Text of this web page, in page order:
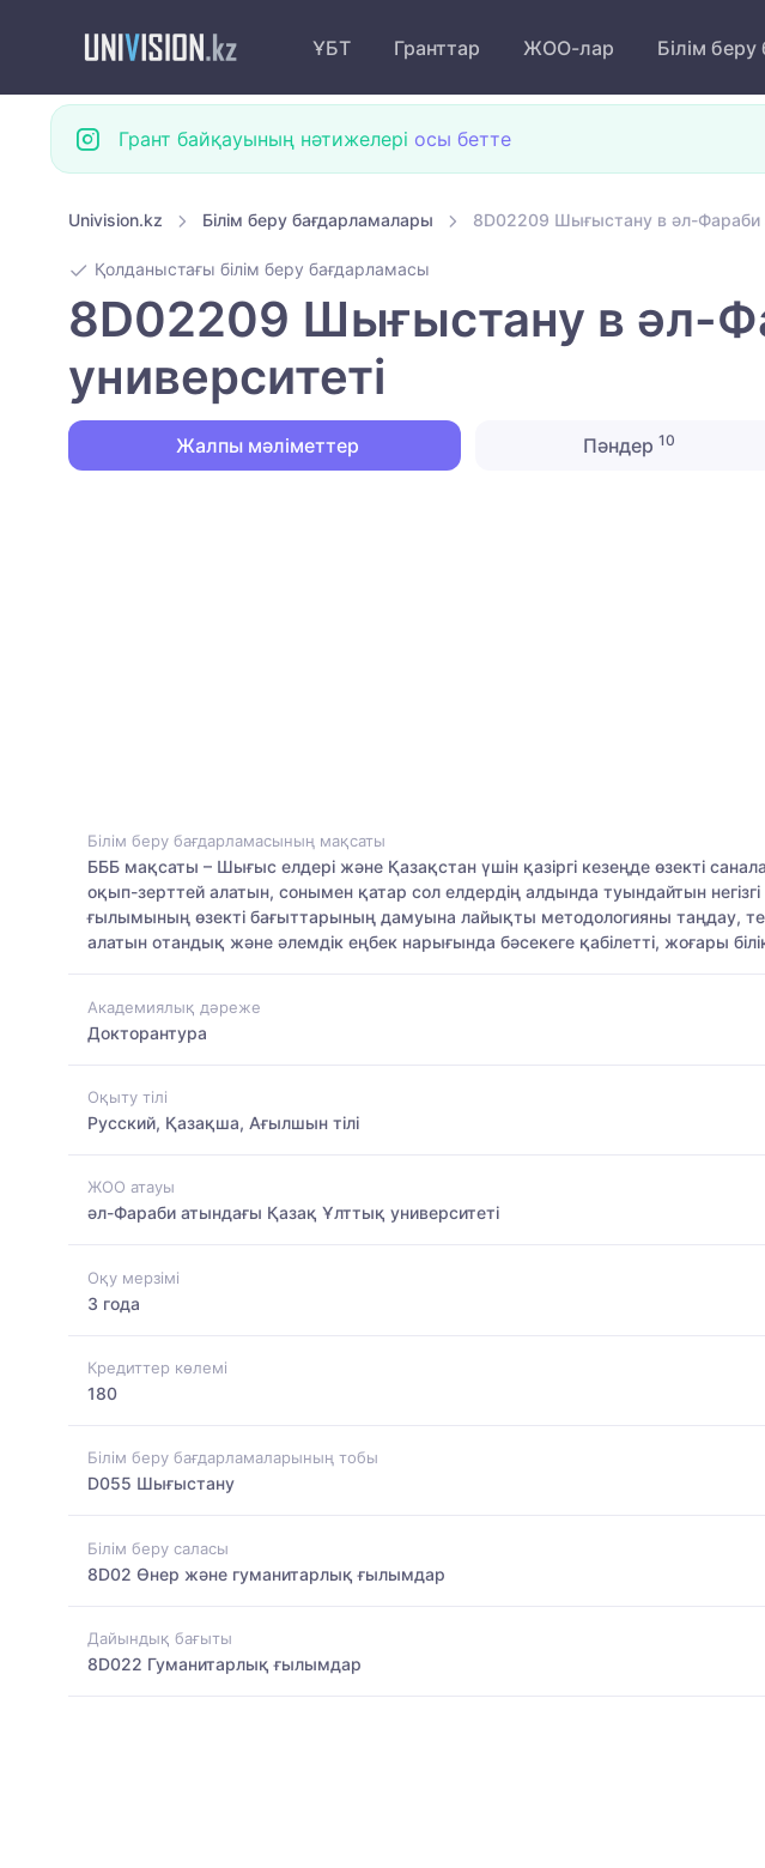
ҰБТ Гранттар ЖОО-лар Білім
Грант байқауының нәтижелері осы бетте
Univision.kz Білім беру бағдарламалары 8D02209 Шығыстану в әл-Фараби
Қолданыстағы білім беру бағдарламасы
8D02209 Шығыстану в әл-
университеті
Жалпы мәліметтер Пәндер 10
Білім беру бағдарламасының мақсаты
БББ мақсаты – Шығыс елдері және Қазақстан үшін қазіргі кезеңде өзекті
оқып-зерттей алатын, сонымен қатар сол елдердің алдында туындайтын
ғылымының өзекті бағыттарының дамуына лайықты методологияны таңдау,
алатын отандық және әлемдік еңбек нарығында бәсекеге қабілетті, жоғары
Академиялық дәреже
Докторантура
Оқыту тілі
Русский, Қазақша, Ағылшын тілі
ЖОО атауы
әл-Фараби атындағы Қазақ Ұлттық университеті
Оқу мерзімі
3 года
Кредиттер көлемі
180
Білім беру бағдарламаларының тобы
D055 Шығыстану
Білім беру саласы
8D02 Өнер және гуманитарлық ғылымдар
Дайындық бағыты
8D022 Гуманитарлық ғылымдар